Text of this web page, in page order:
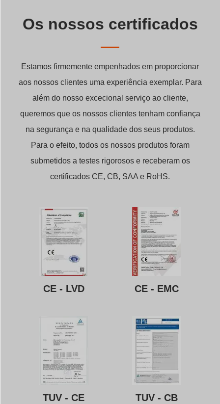
Os nossos certificados
Estamos firmemente empenhados em proporcionar
aos nossos clientes uma experiência exemplar. Para
além do nosso excecional serviço ao cliente,
queremos que os nossos clientes tenham confiança
na segurança e na qualidade dos seus produtos.
Para o efeito, todos os nossos produtos foram
submetidos a testes rigorosos e receberam os
certificados CE, CB, SAA e RoHS.
CE - LVD CE - EMC
TUV - CE TUV - CB